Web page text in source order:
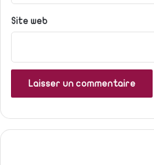
Site web